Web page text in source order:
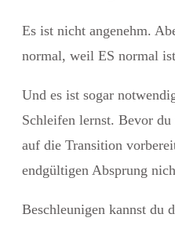
Es ist nicht angenehm.
normal, weil ES normal
Und es ist sogar
Schleifen lernst. Bevor
auf die Transition
endgültigen Absprung
Beschleunigen kannst du